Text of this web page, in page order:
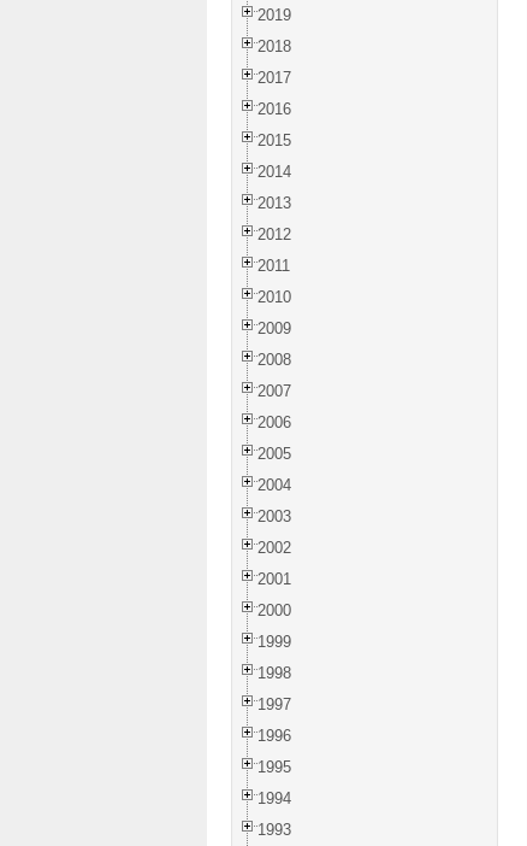
2019
2018
2017
2016
2015
2014
2013
2012
2011
2010
2009
2008
2007
2006
2005
2004
2003
2002
2001
2000
1999
1998
1997
1996
1995
1994
1993